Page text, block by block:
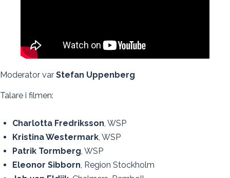
Moderator var Stefan Uppenberg
Talare i filmen:
Charlotta Fredriksson, WSP
Kristina Westermark, WSP
Patrik Tormberg, WSP
Eleonor Sibborn, Region Stockholm